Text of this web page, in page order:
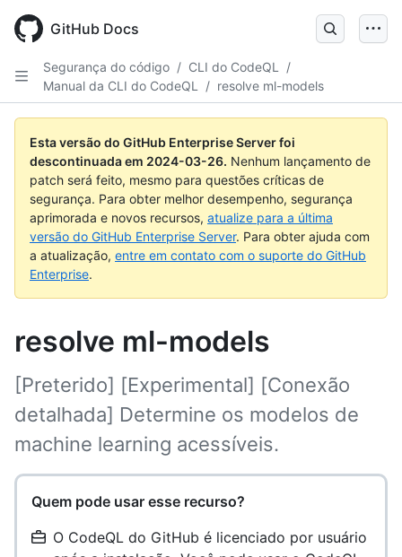
main
GitHub Docs
Segurança do código / CLI do CodeQL
/
Manual da CLI do CodeQL
/ resolve ml-models
Esta versão do GitHub Enterprise Server foi
descontinuada em 2024-03-26. Nenhum lançamento de
patch será feito, mesmo para questões críticas de
segurança. Para obter melhor desempenho, segurança
aprimorada e novos recursos, atualize para a última
versão do GitHub Enterprise Server. Para obter ajuda com
a atualização, entre em contato com o suporte do GitHub
Enterprise.
resolve ml-models
[Preterido] [Experimental] [Conexão
detalhada] Determine os modelos de
machine learning acessíveis.
Quem pode usar esse recurso?
O CodeQL do GitHub é licenciado por usuário